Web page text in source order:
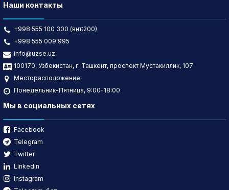
Наши контакты
+998 555 100 300 (внт:200)
+998 555 009 995
info@uzse.uz
100170, Узбекистан, г. Ташкент, проспект Мустакиллик, 107
Месторасположение
Понедельник-Пятница, 9:00-18:00
Мы в социальных сетях
Facebook
Telegram
Twitter
Linkedin
Instagram